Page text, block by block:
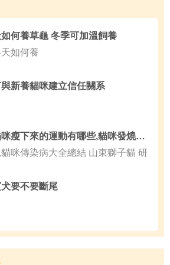
何養草龜 冬季可加溫飼養
如何養
新養貓咪建立信任關系
讓貓咪瘦下來的運動有哪些,貓咪發燒的症狀
咪傳染病大全總結 山東獅子貓 研
要不要斷尾